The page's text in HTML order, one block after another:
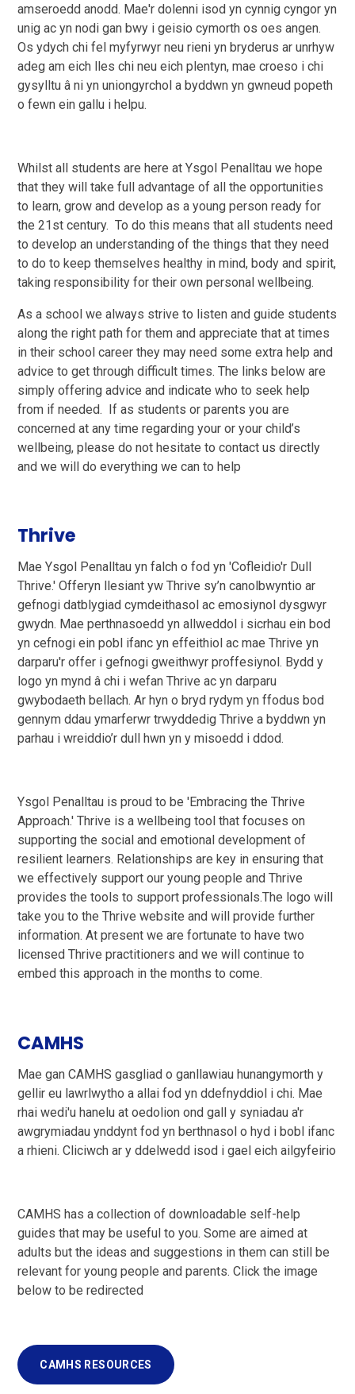
amseroedd anodd. Mae'r dolenni isod yn cynnig cyngor yn
unig ac yn nodi gan bwy i geisio cymorth os oes angen.
Os ydych chi fel myfyrwyr neu rieni yn bryderus ar unrhyw
adeg am eich lles chi neu eich plentyn, mae croeso i chi
gysylltu â ni yn uniongyrchol a byddwn yn gwneud popeth
o fewn ein gallu i helpu.
Whilst all students are here at Ysgol Penalltau we hope
that they will take full advantage of all the opportunities
to learn, grow and develop as a young person ready for
the 21st century. To do this means that all students need
to develop an understanding of the things that they need
to do to keep themselves healthy in mind, body and spirit,
taking responsibility for their own personal wellbeing.
As a school we always strive to listen and guide students
along the right path for them and appreciate that at times
in their school career they may need some extra help and
advice to get through difficult times. The links below are
simply offering advice and indicate who to seek help
from if needed. If as students or parents you are
concerned at any time regarding your or your child’s
wellbeing, please do not hesitate to contact us directly
and we will do everything we can to help
Thrive
Mae Ysgol Penalltau yn falch o fod yn 'Cofleidio'r Dull
Thrive.' Offeryn llesiant yw Thrive sy’n canolbwyntio ar
gefnogi datblygiad cymdeithasol ac emosiynol dysgwyr
gwydn. Mae perthnasoedd yn allweddol i sicrhau ein bod
yn cefnogi ein pobl ifanc yn effeithiol ac mae Thrive yn
darparu'r offer i gefnogi gweithwyr proffesiynol. Bydd y
logo yn mynd â chi i wefan Thrive ac yn darparu
gwybodaeth bellach. Ar hyn o bryd rydym yn ffodus bod
gennym ddau ymarferwr trwyddedig Thrive a byddwn yn
parhau i wreiddio’r dull hwn yn y misoedd i ddod.
Ysgol Penalltau is proud to be 'Embracing the Thrive
Approach.' Thrive is a wellbeing tool that focuses on
supporting the social and emotional development of
resilient learners. Relationships are key in ensuring that
we effectively support our young people and Thrive
provides the tools to support professionals.The logo will
take you to the Thrive website and will provide further
information. At present we are fortunate to have two
licensed Thrive practitioners and we will continue to
embed this approach in the months to come.
CAMHS
Mae gan CAMHS gasgliad o ganllawiau hunangymorth y
gellir eu lawrlwytho a allai fod yn ddefnyddiol i chi. Mae
rhai wedi'u hanelu at oedolion ond gall y syniadau a'r
awgrymiadau ynddynt fod yn berthnasol o hyd i bobl ifanc
a rhieni. Cliciwch ar y ddelwedd isod i gael eich ailgyfeirio
CAMHS has a collection of downloadable self-help
guides that may be useful to you. Some are aimed at
adults but the ideas and suggestions in them can still be
relevant for young people and parents. Click the image
below to be redirected
CAMHS RESOURCES